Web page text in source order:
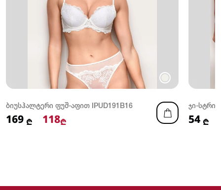
ბიუსჰალტერი ფუშ-აფით IPUD191B16
169 ₾ 118₾
ჯი-
54 ₾